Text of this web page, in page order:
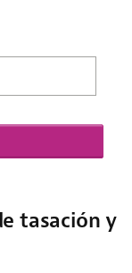
tasación y